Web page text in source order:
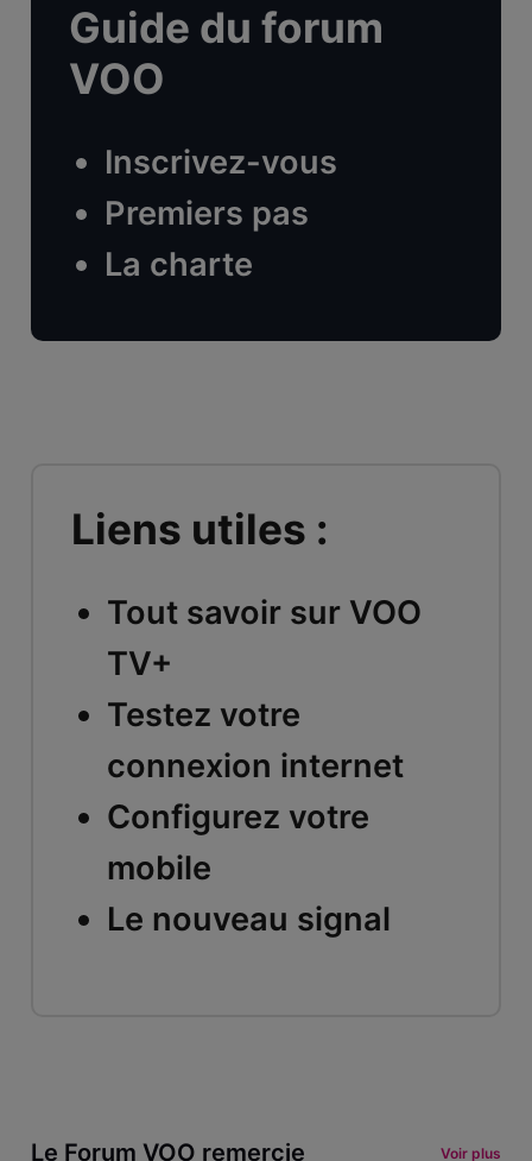
Guide du forum
VOO
Inscrivez-vous
Premiers pas
La charte
Liens utiles :
Tout savoir sur VOO
TV+
Testez votre
connexion internet
Configurez votre
mobile
Le nouveau signal
Le Forum VOO remercie Voir plus